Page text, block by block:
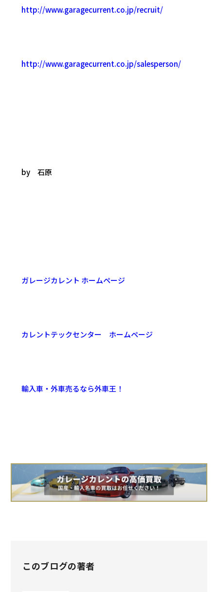
http://www.garagecurrent.co.jp/recruit/
http://www.garagecurrent.co.jp/salesperson/
by 石原
ガレージカレント ホームページ
カレントテックセンター ホームページ
輸入車・外車売るなら外車王！
このブログの著者